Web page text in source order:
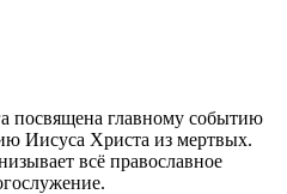
посвящена главному событию
Иисуса Христа из мертвых.
всё православное